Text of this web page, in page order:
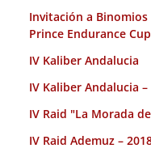
Invitación a Binomios
Prince Endurance
IV Kaliber Andalucia
IV Kaliber Andalucia –
IV Raid "La Morada
IV Raid Ademuz –